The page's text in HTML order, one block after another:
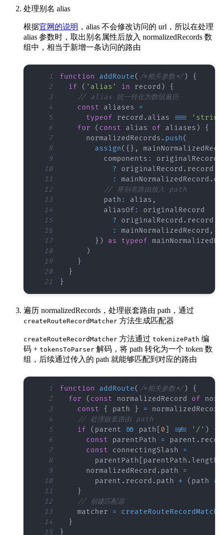
处理别名 alias
根据官网的说明 ，alias 不会修改访问的 url，所以在处理
alias 参数时，取出别名属性后放入 normalizedRecords 数
组中，相当于新增一条访问的路由
1 function addRoute( /*相关参数*/)
{
2
if ( 'alias' in record )
{
3
// alias 统一转化为数组遍历
4
const aliases =
5
typeof record . alias ===
6
for ( const alias of aliases )
{
7
      normalizedRecords
. push(
8
assign( { } ,
9
          components
:
10
? originalRecord . record
11
: mainNormalizedRecord .
12
// 将别名路由放入 path
13
          path
: alias ,
14
          aliasOf
:
15
? originalRecord . record
16
: mainNormalizedRecord ,
17
} ) as
typeof
18
)
19
}
20
}
21
}
遍历 normalizedRecords，处理嵌套路由 path，通过
createRouteRecordMatcher 方法生成匹配器
createRouteRecordMatcher 方法通过 tokenizePath 编
码 + tokensToParser 解码，将 path 转化为一个 token 数
组，后续通过传入的 path 就能够匹配到对应的路由
1 function addRoute( /*相关参数*/)
{
2
for ( const normalizedRecord of
3
const { path }
=
4
// 处理嵌套路由 path
5
if ( parent && path 0 !== '/' )
{
6
const parentPath = parent .
7
const connectingSlash =
8
        parentPath
parentPath . length
9
      normalizedRecord
. path
=
10
        parent
. record . path + ( path
11
}
12
// 创建匹配器
13
    matcher
=
14
}
15
}